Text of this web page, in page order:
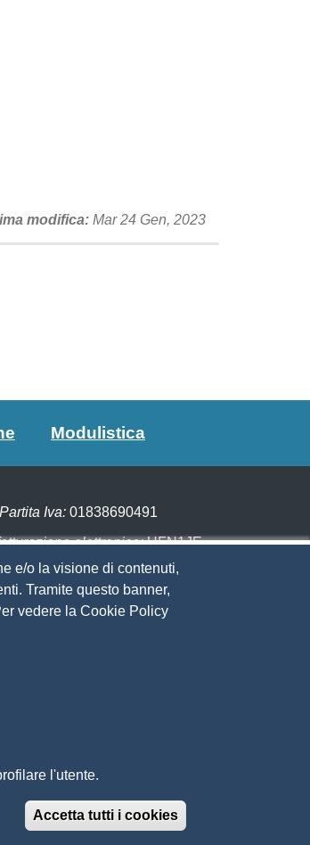
modifica Mar 24 Gen, 2023
Modulistica
Iva: 01838690491
elettronica:UFN1JE
e Tirreno Itinerari
e/o la visione di contenuti,
Tramite questo banner,
vedere la Cookie Policy
l'utente.
Accetta tutti i cookies